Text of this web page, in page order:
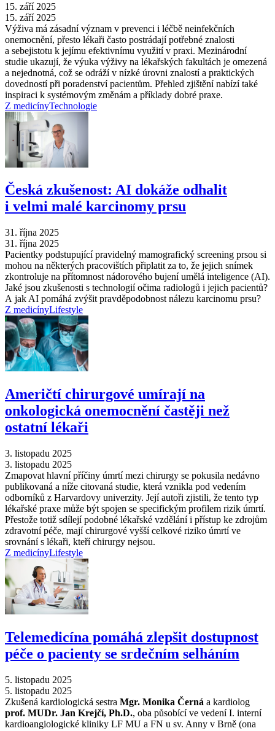
15. září 2025
15. září 2025
Výživa má zásadní význam v prevenci i léčbě neinfekčních
onemocnění, přesto lékaři často postrádají potřebné znalosti
a sebejistotu k jejímu efektivnímu využití v praxi. Mezinárodní
studie ukazují, že výuka výživy na lékařských fakultách je omezená
a nejednotná, což se odráží v nízké úrovni znalostí a praktických
dovedností při poradenství pacientům. Přehled zjištění nabízí také
inspiraci k systémovým změnám a příklady dobré praxe.
Z medicínyTechnologie
Česká zkušenost: AI dokáže odhalit
i velmi malé karcinomy prsu
31. října 2025
31. října 2025
Pacientky podstupující pravidelný mamografický screening prsou si
mohou na některých pracovištích připlatit za to, že jejich snímek
zkontroluje na přítomnost nádorového bujení umělá inteligence (AI).
Jaké jsou zkušenosti s technologií očima radiologů i jejich pacientů?
A jak AI pomáhá zvýšit pravděpodobnost nálezu karcinomu prsu?
Z medicínyLifestyle
Američtí chirurgové umírají na
onkologická onemocnění častěji než
ostatní lékaři
3. listopadu 2025
3. listopadu 2025
Zmapovat hlavní příčiny úmrtí mezi chirurgy se pokusila nedávno
publikovaná a níže citovaná studie, která vznikla pod vedením
odborníků z Harvardovy univerzity. Její autoři zjistili, že tento typ
lékařské praxe může být spojen se specifickým profilem rizik úmrtí.
Přestože totiž sdílejí podobné lékařské vzdělání i přístup ke zdrojům
zdravotní péče, mají chirurgové vyšší celkové riziko úmrtí ve
srovnání s lékaři, kteří chirurgy nejsou.
Z medicínyLifestyle
Telemedicína pomáhá zlepšit dostupnost
péče o pacienty se srdečním selháním
5. listopadu 2025
5. listopadu 2025
Zkušená kardiologická sestra Mgr. Monika Černá a kardiolog
prof. MUDr. Jan Krejčí, Ph.D., oba působící ve vedení I. interní
kardioangiologické kliniky LF MU a FN u sv. Anny v Brně (ona